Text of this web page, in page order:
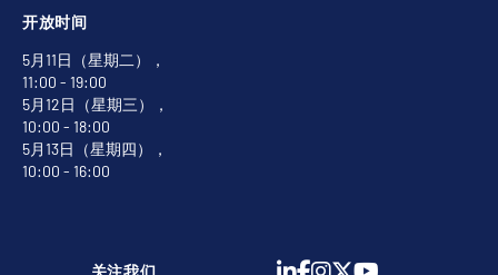
开放时间
5月11日（星期二），
11:00 - 19:00
5月12日（星期三），
10:00 - 18:00
5月13日（星期四），
10:00 - 16:00
关注我们